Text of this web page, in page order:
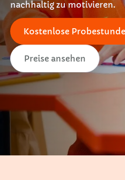
nachhaltig zu motivieren.
Kostenlose Probestunde
Preise ansehen